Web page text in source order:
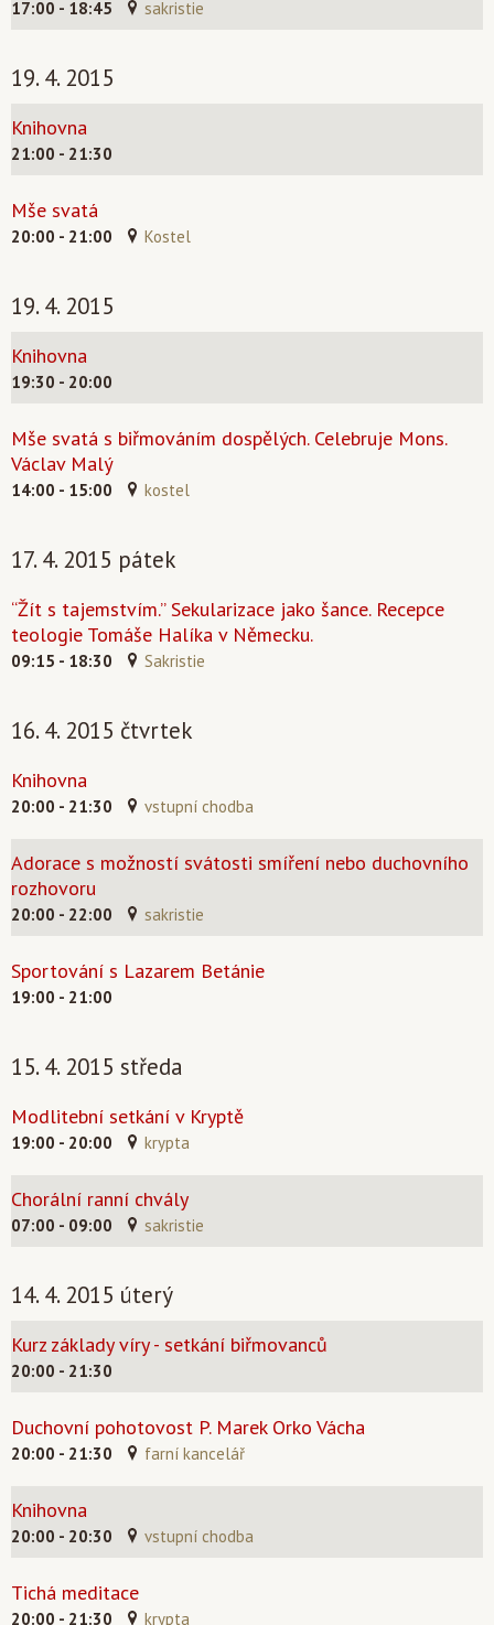
17:00 - 18:45 sakristie
19. 4. 2015
Knihovna
21:00 - 21:30
Mše svatá
20:00 - 21:00 Kostel
19. 4. 2015
Knihovna
19:30 - 20:00
Mše svatá s biřmováním dospělých. Celebruje Mons.
Václav Malý
14:00 - 15:00 kostel
17. 4. 2015 pátek
“Žít s tajemstvím.” Sekularizace jako šance. Recepce
teologie Tomáše Halíka v Německu.
09:15 - 18:30 Sakristie
16. 4. 2015 čtvrtek
Knihovna
20:00 - 21:30 vstupní chodba
Adorace s možností svátosti smíření nebo duchovního
rozhovoru
20:00 - 22:00 sakristie
Sportování s Lazarem Betánie
19:00 - 21:00
15. 4. 2015 středa
Modlitební setkání v Kryptě
19:00 - 20:00 krypta
Chorální ranní chvály
07:00 - 09:00 sakristie
14. 4. 2015 úterý
Kurz základy víry - setkání biřmovanců
20:00 - 21:30
Duchovní pohotovost P. Marek Orko Vácha
20:00 - 21:30 farní kancelář
Knihovna
20:00 - 20:30 vstupní chodba
Tichá meditace
20:00 - 21:30 krypta